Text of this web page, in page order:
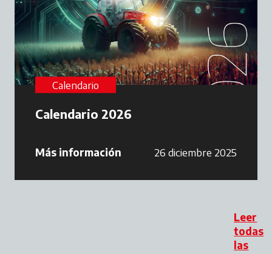
Calendario
Calendario 2026
Más información 26 diciembre 2025
Leer
todas
las